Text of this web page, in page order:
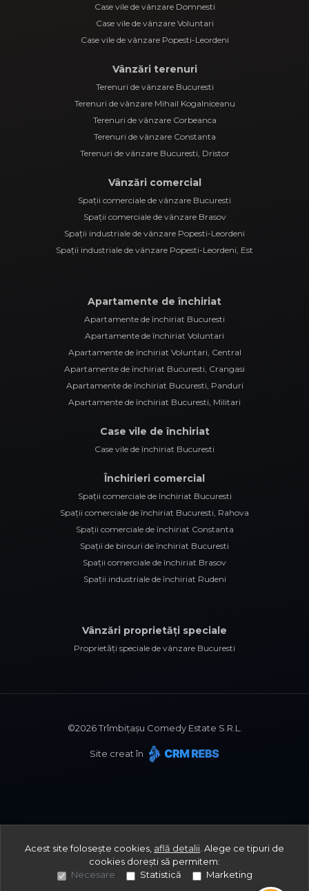
Case vile de vânzare Domnesti
Case vile de vânzare Voluntari
Case vile de vânzare Popesti-Leordeni
Vânzări terenuri
Terenuri de vânzare Bucuresti
Terenuri de vânzare Mihail Kogalniceanu
Terenuri de vânzare Corbeanca
Terenuri de vânzare Constanta
Terenuri de vânzare Bucuresti, Dristor
Vânzări comercial
Spații comerciale de vânzare Bucuresti
Spații comerciale de vânzare Brasov
Spații industriale de vânzare Popesti-Leordeni
Spații industriale de vânzare Popesti-Leordeni, Est
Apartamente de închiriat
Apartamente de închiriat Bucuresti
Apartamente de închiriat Voluntari
Apartamente de închiriat Voluntari, Central
Apartamente de închiriat Bucuresti, Crangasi
Apartamente de închiriat Bucuresti, Panduri
Apartamente de închiriat Bucuresti, Militari
Case vile de închiriat
Case vile de închiriat Bucuresti
Închirieri comercial
Spații comerciale de închiriat Bucuresti
Spații comerciale de închiriat Bucuresti, Rahova
Spații comerciale de închiriat Constanta
Spații de birouri de închiriat Bucuresti
Spații comerciale de închiriat Brasov
Spații industriale de închiriat Rudeni
Vânzări proprietăți speciale
Proprietăți speciale de vânzare Bucuresti
©2026Trîmbițașu Comedy Estate S.R.L.
Site creat în
Acest site folosește cookies, află detalii Alege ce tipuri de
cookies dorești să permitem:
Necesare
Statistică Marketing
Solicită un apel
și noi vom reveni în doar 28 de secunde !